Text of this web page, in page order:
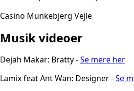
Casino Munkebjerg Vejle
Musik videoer
Dejah Makar: Bratty -Se mere her
Lamix feat Ant Wan: Designer -Se